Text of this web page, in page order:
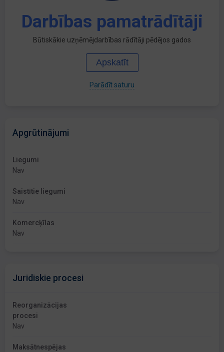
Darbības pamatrādītāji
Būtiskākie uzņēmējdarbības rādītāji pēdējos gados
Apskatīt
Parādīt saturu
Apgrūtinājumi
Liegumi
Nav
Saistītie liegumi
Nav
Komercķīlas
Nav
Juridiskie procesi
Reorganizācijas
procesi
Nav
Maksātnespējas